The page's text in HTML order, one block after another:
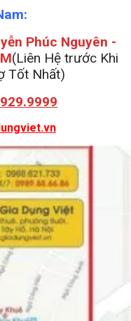
Phúc Nguyên -
(Liên Hệ trước Khi
Tốt Nhất)